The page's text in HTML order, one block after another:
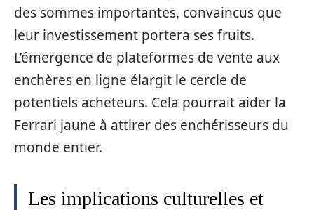
des sommes importantes, convaincus que
leur investissement portera ses fruits.
L’émergence de plateformes de vente aux
enchères en ligne élargit le cercle de
potentiels acheteurs. Cela pourrait aider la
Ferrari jaune à attirer des enchérisseurs du
monde entier.
Les implications culturelles et